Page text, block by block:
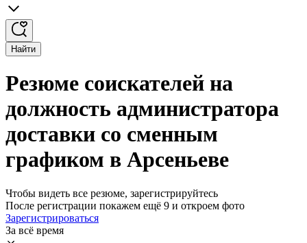
Найти
Резюме соискателей на
должность администратора
доставки со сменным
графиком в Арсеньеве
Чтобы видеть все резюме, зарегистрируйтесь
После регистрации покажем ещё 9 и откроем фото
Зарегистрироваться
За всё время